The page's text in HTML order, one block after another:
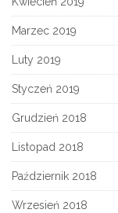
Marzec 2019
Luty 2019
Styczeń 2019
Grudzień 2018
Listopad 2018
Październik 2018
Wrzesień 2018